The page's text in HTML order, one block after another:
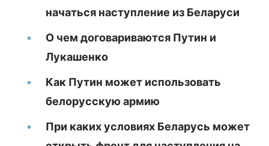
начаться наступление из Беларуси
О чем договариваются Путин и
Лукашенко
Как Путин может использовать
белорусскую армию
При каких условиях Беларусь может